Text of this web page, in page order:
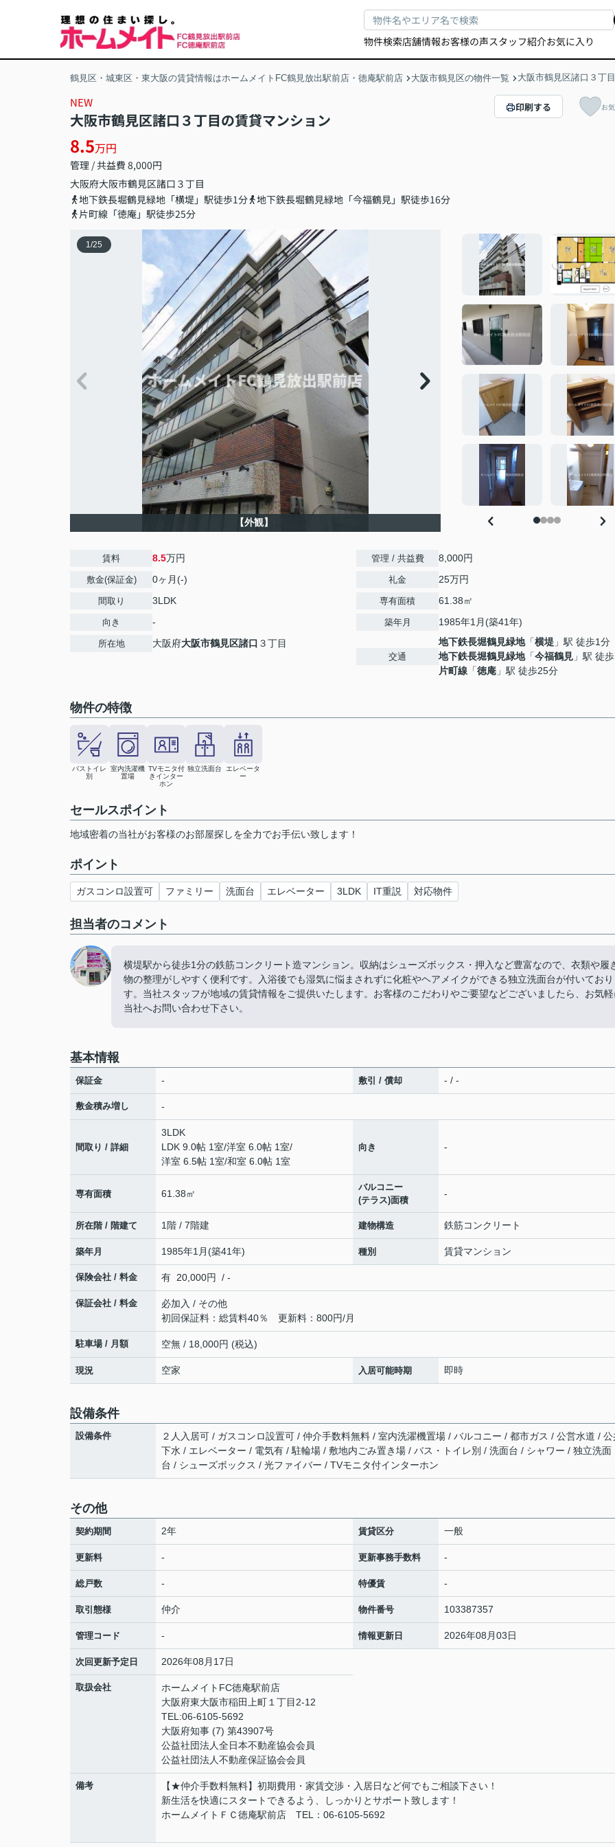
物件検索店舗情報お客様の声スタッフ紹介お気に入り
鶴見区・城東区・東大阪の賃貸情報はホームメイトFC鶴見放出駅前店・徳庵駅前店 大阪市鶴見区の物件一覧 大阪市鶴見区諸口３丁
NEW
大阪市鶴見区諸口３丁目の賃貸マンション
8.5万円
管理 / 共益費 8,000円
大阪府大阪市鶴見区諸口 ３丁目
地下鉄長堀鶴見緑地「横堤」駅徒歩1分
地下鉄長堀鶴見緑地「今福鶴見」駅徒歩16分
片町線「徳庵」駅徒歩25分
印刷する お
1/25
【外観】
賃料 8.5万円
敷金(保証金) 0ヶ月(-)
間取り 3LDK
向き -
所在地 大阪府大阪市鶴見区諸口 ３丁目
管理 / 共益費 8,000円
礼金 25万円
専有面積 61.38㎡
築年月 1985年1月(築41年)
交通
地下鉄長堀鶴見緑地「横堤 」駅 徒歩1分
地下鉄長堀鶴見緑地「今福鶴見 」駅 徒
片町線 「徳庵 」駅 徒歩25分
物件の特徴
バストイレ
別
室内洗濯機
置場
TVモニタ付
きインター
ホン
独立洗面台
エレベータ
ー
セールスポイント
地域密着の当社がお客様のお部屋探しを全力でお手伝い致します！
ポイント
ガスコンロ設置可 ファミリー 洗面台 エレベーター 3LDK IT重説 対応物件
担当者のコメント
横堤駅から徒歩1分の鉄筋コンクリート造マンション。収納はシューズボックス・押入など豊富なので、衣類や履
物の整理がしやすく便利です。入浴後でも湿気に悩まされずに化粧やヘアメイクができる独立洗面台が付いてお
す。当社スタッフが地域の賃貸情報をご提供いたします。お客様のこだわりやご要望などございましたら、お気
当社へお問い合わせ下さい。
基本情報
保証金 - 敷引 / 償却 - / -
敷金積み増し -
間取り / 詳細
3LDK
LDK 9.0帖 1室/洋室 6.0帖 1室/
洋室 6.5帖 1室/和室 6.0帖 1室
向き -
専有面積 61.38㎡
バルコニー
(テラス)面積
-
所在階 / 階建て 1階 / 7階建 建物構造 鉄筋コンクリート
築年月 1985年1月(築41年) 種別 賃貸マンション
保険会社 / 料金 有 20,000円 / -
保証会社 / 料金
必加入 / その他
初回保証料：総賃料40％ 更新料：800円/月
駐車場 / 月額 空無 / 18,000円 (税込)
現況 空家 入居可能時期 即時
設備条件
設備条件
２人入居可 / ガスコンロ設置可 / 仲介手数料無料 / 室内洗濯機置場 / バルコニー / 都市ガス / 公営水道 / 公
下水 / エレベーター / 電気有 / 駐輪場 / 敷地内ごみ置き場 / バス・トイレ別 / 洗面台 / シャワー / 独立洗面
台 / シューズボックス / 光ファイバー / TVモニタ付インターホン
その他
契約期間 2年 賃貸区分 一般
更新料 - 更新事務手数料 -
総戸数 - 特優賃 -
取引態様 仲介 物件番号 103387357
管理コード - 情報更新日 2026年08月03日
次回更新予定日 2026年08月17日
取扱会社
ホームメイトFC徳庵駅前店
大阪府東大阪市稲田上町１丁目2-12
TEL:06-6105-5692
大阪府知事 (7) 第43907号
公益社団法人全日本不動産協会会員
公益社団法人不動産保証協会会員
備考
【★仲介手数料無料】初期費用・家賃交渉・入居日など何でもご相談下さい！
新生活を快適にスタートできるよう、しっかりとサポート致します！
ホームメイトＦＣ徳庵駅前店 TEL：06-6105-5692